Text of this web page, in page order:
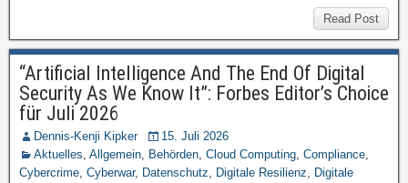
Read Post
“Artificial Intelligence And The End Of Digital
Security As We Know It”: Forbes Editor’s Choice
für Juli 2026
Dennis-Kenji Kipker
15. Juli 2026
Aktuelles, Allgemein, Behörden, Cloud Computing, Compliance,
Cybercrime, Cyberwar, Datenschutz, Digitale Resilienz, Digitale